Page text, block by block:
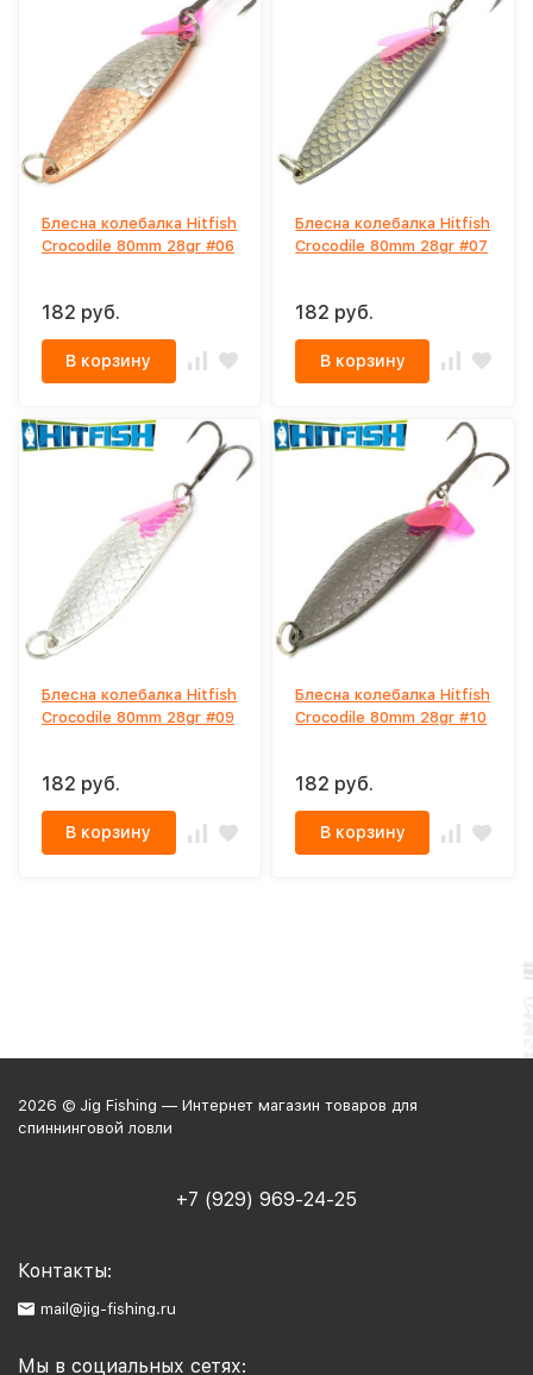
Блесна колебалка Hitfish
Crocodile 80mm 28gr #06
182 руб.
В корзину
Блесна колебалка Hitfish
Crocodile 80mm 28gr #07
182 руб.
В корзину
Блесна колебалка Hitfish
Crocodile 80mm 28gr #09
182 руб.
В корзину
Блесна колебалка Hitfish
Crocodile 80mm 28gr #10
182 руб.
В корзину
2026 © Jig Fishing — Интернет магазин товаров для
спиннинговой ловли
+7 (929) 969-24-25
Контакты:
mail@jig-fishing.ru
Мы в социальных сетях: